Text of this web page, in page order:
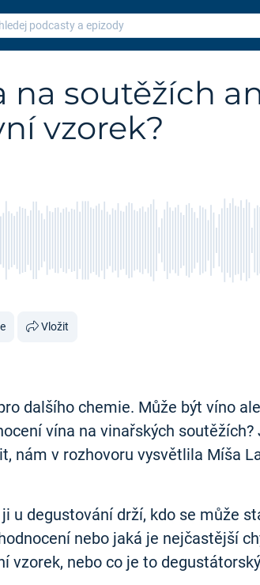
na soutěžích
vzorek?
Vložit
dalšího chemie. Může být víno
vína na vinařských
nám v rozhovoru vysvětlila Míša
u degustování drží, kdo se může
nebo jaká je nejčastější
vzorek, nebo co je to